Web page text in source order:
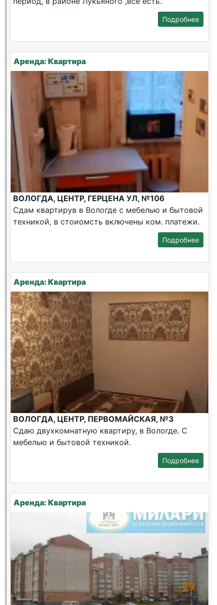
Подробнее
Аренда: Квартира
ВОЛОГДА, ЦЕНТР, ГЕРЦЕНА УЛ, №106
Сдам квартирув в Вологде с мебелью и бытовой
техникой, в стоиомсть включены ком. платежи.
Подробнее
Аренда: Квартира
ВОЛОГДА, ЦЕНТР, ПЕРВОМАЙСКАЯ, №3
Сдаю двухкомнатную квартиру, в Вологде. С
мебелью и бытовой техникой.
Подробнее
Аренда: Квартира